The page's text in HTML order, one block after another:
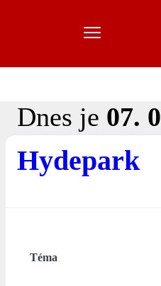
Dnes je 07.
Hydepark
Téma